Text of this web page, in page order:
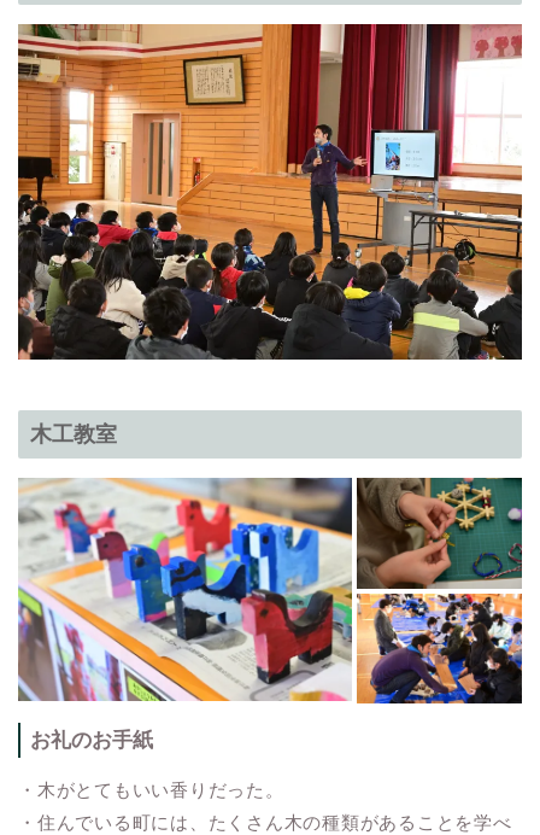
木工教室
お礼のお手紙
・木がとてもいい香りだった。
・住んでいる町には、たくさん木の種類があることを学べ